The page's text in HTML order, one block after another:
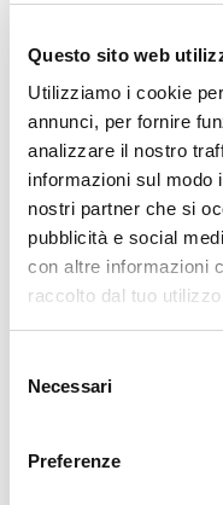
Questo sito web
Utilizziamo i cookie
annunci, per fornire
analizzare il nostro
informazioni sul modo
nostri partner che si
pubblicità e social
con altre informazioni
raccolto dal tuo
delNecessari
Preferenze
➡http://www.il-
Avvertenze: le
sostituirsi in nessun modo
L’autore declina ogni
risultanti dall’uso di tali
L’allenamento con
il trx, e con altri attrezzi
di prestare la massima
metodologie adatte al
medico di fiducia prima di
fisica o regime
Facebook
allenamento